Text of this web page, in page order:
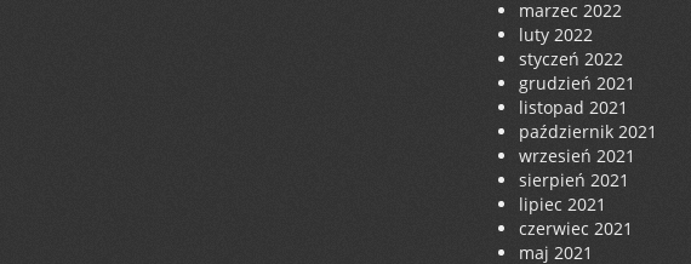
marzec 2022
luty 2022
styczeń 2022
grudzień 2021
listopad 2021
październik 2021
wrzesień 2021
sierpień 2021
lipiec 2021
czerwiec 2021
maj 2021